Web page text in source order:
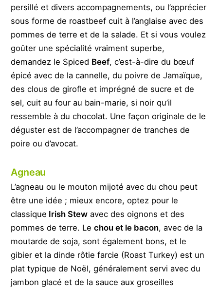
persillé et divers accompagnements, ou l’apprécier
sous forme de roastbeef cuit à l’anglaise avec des
pommes de terre et de la salade. Et si vous voulez
goûter une spécialité vraiment superbe,
demandez le Spiced Beef, c’est-à-dire du bœuf
épicé avec de la cannelle, du poivre de Jamaïque,
des clous de girofle et imprégné de sucre et de
sel, cuit au four au bain-marie, si noir qu’il
ressemble à du chocolat. Une façon originale de le
déguster est de l’accompagner de tranches de
poire ou d’avocat.
Agneau
L’agneau ou le mouton mijoté avec du chou peut
être une idée ; mieux encore, optez pour le
classique Irish Stew avec des oignons et des
pommes de terre. Lechou et le bacon, avec de la
moutarde de soja, sont également bons, et le
gibier et la dinde rôtie farcie (Roast Turkey) est un
plat typique de Noël, généralement servi avec du
jambon glacé et de la sauce aux groseilles